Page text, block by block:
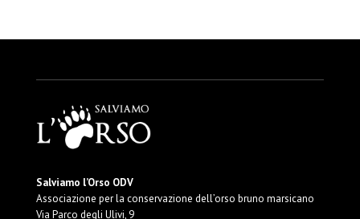
Salviamo l’Orso ODV
Associazione per la conservazione dell’orso bruno marsicano
Via Parco degli Ulivi, 9